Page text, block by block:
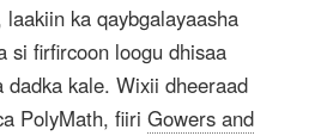
ka qaybgalayaasha
si firfircoon loogu dhisaa
dadka kale. Wixii dheeraad
PolyMath, fiiri Gowers and